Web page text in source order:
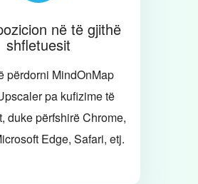
në të gjithë
shfletuesit
përdorni MindOnMap
pa kufizime të
duke përfshirë Chrome,
Edge, Safari, etj.